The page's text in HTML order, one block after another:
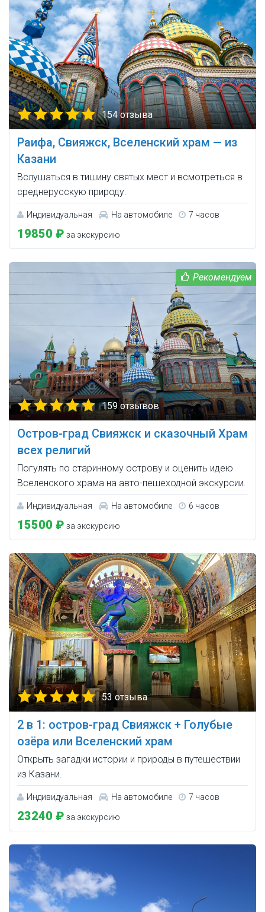
154 отзыва
Раифа, Свияжск, Вселенский храм — из
Казани
Вслушаться в тишину святых мест и всмотреться в
среднерусскую природу.
Индивидуальная На автомобиле 7 часов
19850 ₽ за экскурсию
159 отзывов
Остров-град Свияжск и сказочный Храм
всех религий
Погулять по старинному острову и оценить идею
Вселенского храма на авто-пешеходной экскурсии.
Индивидуальная На автомобиле 6 часов
15500 ₽ за экскурсию
53 отзыва
2 в 1: остров-град Свияжск + Голубые
озёра или Вселенский храм
Открыть загадки истории и природы в путешествии
из Казани.
Индивидуальная На автомобиле 7 часов
23240 ₽ за экскурсию